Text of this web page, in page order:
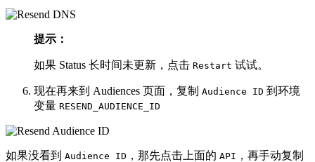
提示：
如果 Status 长时间未更新，点击 Restart 试试。
现在再来到 Audiences 页面，复制 Audience ID 到环境
变量 RESEND_AUDIENCE_ID
如果没看到 Audience ID ，那先点击上面的 API ，再手动复制